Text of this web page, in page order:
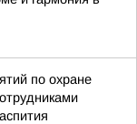
по охране